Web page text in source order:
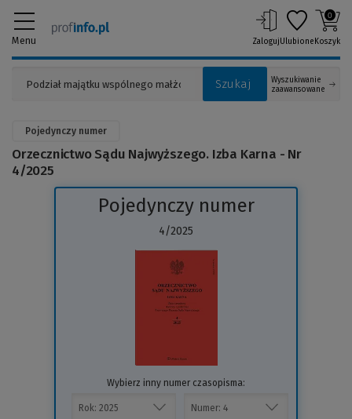
Menu
Szukaj
Wyszukiwanie
zaawansowane
ZalogujUlubione
0
Koszyk
Pojedynczy numer
Orzecznictwo Sądu Najwyższego. Izba Karna - Nr
4/2025
Pojedynczy numer
4/2025
Wybierz inny numer czasopisma: